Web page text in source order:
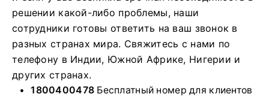
решении какой-либо проблемы, наши
сотрудники готовы ответить на ваш звонок в
разных странах мира. Свяжитесь с нами по
телефону в Индии, Южной Африке, Нигерии и
других странах.
1800400478 Бесплатный номер для клиентов